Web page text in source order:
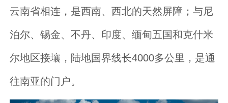
云南省相连，是西南、西北的天然屏障；与尼
泊尔、锡金、不丹、印度、缅甸五国和克什米
尔地区接壤，陆地国界线长4000多公里，是通
往南亚的门户。